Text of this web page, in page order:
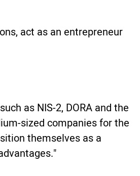
act as an entrepreneur
as NIS-2, DORA and the
sized companies for the
themselves as a